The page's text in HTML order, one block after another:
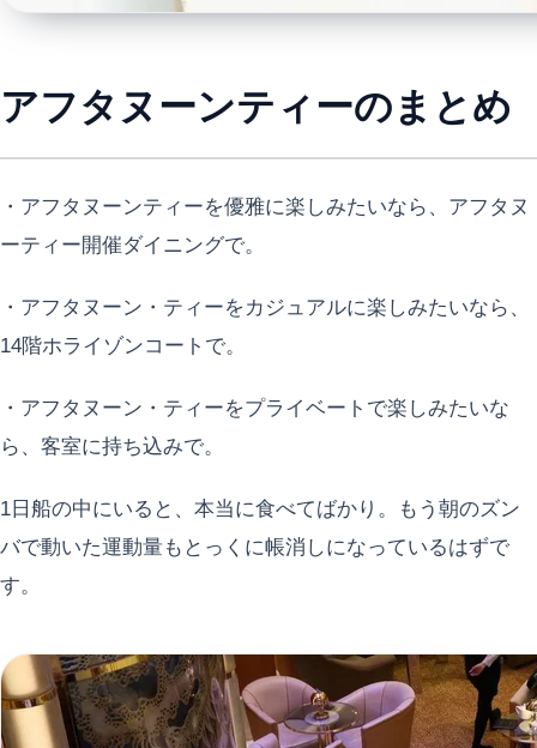
アフタヌーンティーのまとめ
・アフタヌーンティーを優雅に楽しみたいなら、アフタヌ
ーティー開催ダイニングで。
・アフタヌーン・ティーをカジュアルに楽しみたいなら、
14階ホライゾンコートで。
・アフタヌーン・ティーをプライベートで楽しみたいな
ら、客室に持ち込みで。
1日船の中にいると、本当に食べてばかり。もう朝のズン
バで動いた運動量もとっくに帳消しになっているはずで
す。